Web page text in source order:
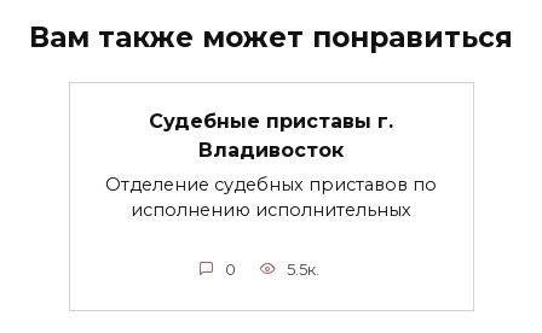
Вам также может понравиться
Судебные приставы г.
Владивосток
Отделение судебных приставов по
исполнению исполнительных
0 5.5к.